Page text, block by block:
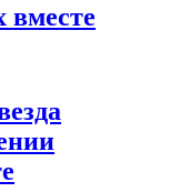
вместе